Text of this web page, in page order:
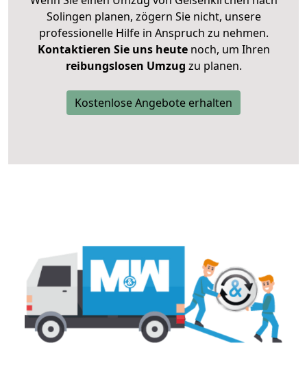
Solingen planen, zögern Sie nicht, unsere
professionelle Hilfe in Anspruch zu nehmen.
Kontaktieren Sie uns heutenoch, um Ihren
reibungslosen Umzug zu planen.
Kostenlose Angebote erhalten